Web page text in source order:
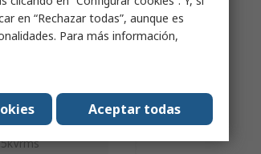
en “Rechazar todas”, aunque es
Para más información,
Aceptar todas